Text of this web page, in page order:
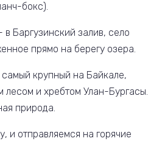
бокс).
Баргузинский залив, село
прямо на берегу озера.
крупный на Байкале,
и хребтом Улан-Бургасы.
природа.
и отправляемся на горячие